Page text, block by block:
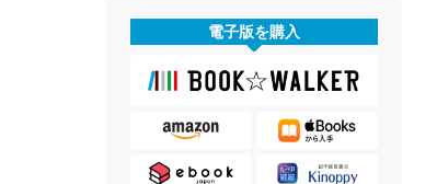
電子版を購入